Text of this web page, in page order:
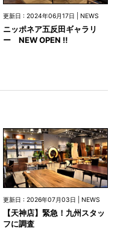
更新日 : 2024年06月17日 | NEWS
ニッポネア五反田ギャラリ
ー NEW OPEN ‼
更新日 : 2026年07月03日 | NEWS
【天神店】緊急！九州スタッ
フに調査